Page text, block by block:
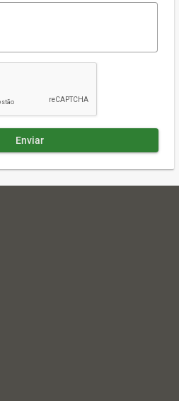
Enviar